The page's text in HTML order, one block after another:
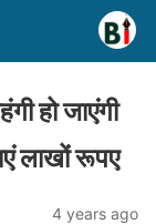
हो जाएंगी
लाखों रूपए
4 years ago